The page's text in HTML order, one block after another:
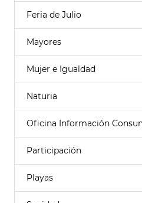
Feria de Julio
Mayores
Mujer e Igualdad
Naturia
Oficina Información
Participación
Playas